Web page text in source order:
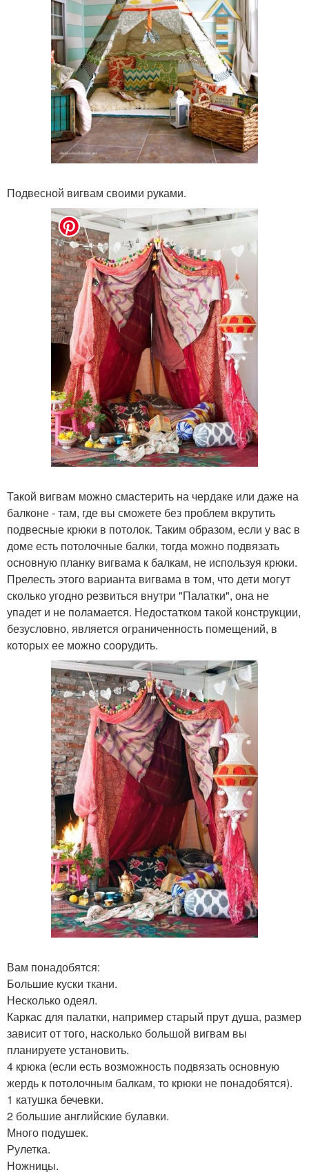
Подвесной вигвам своими руками.
Такой вигвам можно смастерить на чердаке или даже на
балконе - там, где вы сможете без проблем вкрутить
подвесные крюки в потолок. Таким образом, если у вас в
доме есть потолочные балки, тогда можно подвязать
основную планку вигвама к балкам, не используя крюки.
Прелесть этого варианта вигвама в том, что дети могут
сколько угодно резвиться внутри "Палатки", она не
упадет и не поламается. Недостатком такой конструкции,
безусловно, является ограниченность помещений, в
которых ее можно соорудить.
Вам понадобятся:
Большие куски ткани.
Несколько одеял.
Каркас для палатки, например старый прут душа, размер
зависит от того, насколько большой вигвам вы
планируете установить.
4 крюка (если есть возможность подвязать основную
жердь к потолочным балкам, то крюки не понадобятся).
1 катушка бечевки.
2 большие английские булавки.
Много подушек.
Рулетка.
Ножницы.